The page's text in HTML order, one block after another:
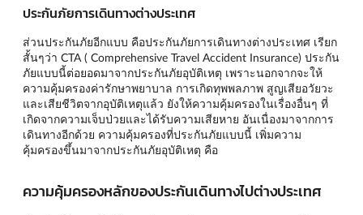
ประกันภัยการเดินทางต่างประเทศ
ส่วนประกันภัยอีกแบบ คือประกันภัยการเดินทางต่างประเทศ เรียก
สั้นๆว่า CTA ( Comprehensive Travel Accident Insurance) ประกัน
ภัยแบบนี้ต่อยอดมาจากประกันภัยอุบัติเหตุ เพราะนอกจากจะให้
ความคุ้มครองค่ารักษาพยาบาล การเกิดทุพพลภาพ สูญเสียอวัยวะ
และเสียชีวิตจากอุบัติเหตุแล้ว ยังให้ความคุ้มครองในเรื่องอื่นๆ ที่
เกิดจากความเจ็บป่วยและได้รับความเสียหาย อันเนื่องมาจากการ
เดินทางอีกด้วย ความคุ้มครองที่ประกันภัยแบบนี้ เพิ่มความ
คุ้มครองขึ้นมาจากประกันภัยอุบัติเหตุ คือ
ความคุ้มครองหลักของประกันเดินทางไปต่างประเทศ